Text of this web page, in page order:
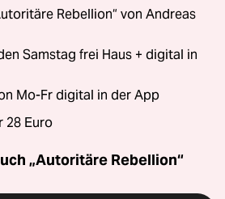
Rebellion“ von Andreas
Samstag frei Haus + digital in
Mo-Fr digital in der App
28 Euro
„Autoritäre Rebellion“